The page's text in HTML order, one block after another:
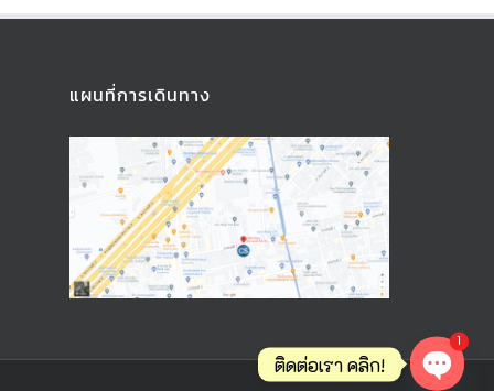
แผนที่การเดินทาง
ติดต่อเรา คลิก!
1